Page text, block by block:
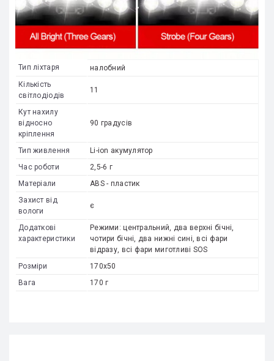
Тип ліхтаря
налобний
Кількість
світлодіодів
11
Кут нахилу
відносно
кріплення
90 градусів
Тип живлення
Li-ion акумулятор
Час роботи
2,5-6 г
Матеріали
ABS - пластик
Захист від
вологи
є
Додаткові
характеристики
Режими: центральний, два верхні бічні,
чотири бічні, два нижні сині, всі фари
відразу, всі фари миготливі SOS
Розміри
170x50
Вага
170 г